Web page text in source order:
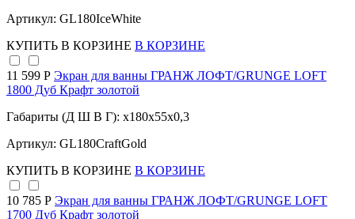
Артикул: GL180IceWhite
КУПИТЬ В КОРЗИНЕ В КОРЗИНЕ
11 599 Р Экран для ванны ГРАНЖ ЛОФТ/GRUNGE LOFT
1800 Дуб Крафт золотой
Габариты (Д Ш В Г): x180x55x0,3
Артикул: GL180CraftGold
КУПИТЬ В КОРЗИНЕ В КОРЗИНЕ
10 785 Р Экран для ванны ГРАНЖ ЛОФТ/GRUNGE LOFT
1700 Дуб Крафт золотой